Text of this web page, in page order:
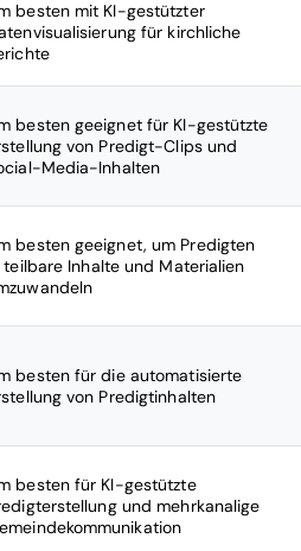
besten mit KI-gestützter
für kirchliche
besten geeignet für KI-gestützte
von Predigt-Clips und
Media-Inhalten
besten geeignet, um Predigten
teilbare Inhalte und Materialien
besten für die automatisierte
von Predigtinhalten
besten für KI-gestützte
und mehrkanalige